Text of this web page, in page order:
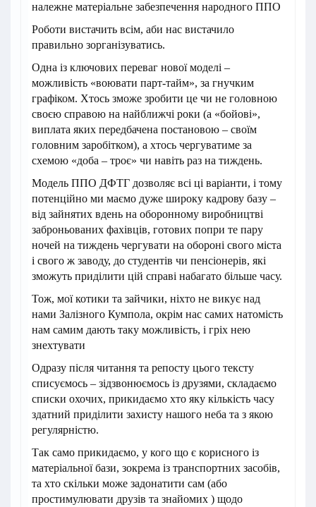
належне матеріальне забезпечення народного ППО
Роботи вистачить всім, аби нас вистачило
правильно зорганізуватись.
Одна із ключових переваг нової моделі –
можливість «воювати парт-тайм», за гнучким
графіком. Хтось зможе зробити це чи не головною
своєю справою на найближчі роки (а «бойові»,
виплата яких передбачена постановою – своїм
головним заробітком), а хтось чергуватиме за
схемою «доба – троє» чи навіть раз на тиждень.
Модель ППО ДФТГ дозволяє всі ці варіанти, і тому
потенційно ми маємо дуже широку кадрову базу –
від зайнятих вдень на оборонному виробництві
заброньованих фахівців, готових попри те пару
ночей на тиждень чергувати на обороні свого міста
і свого ж заводу, до студентів чи пенсіонерів, які
зможуть приділити цій справі набагато більше часу.
Тож, мої котики та зайчики, ніхто не викує над
нами Залізного Кумпола, окрім нас самих натомість
нам самим дають таку можливість, і гріх нею
знехтувати
Одразу після читання та репосту цього тексту
списуємось – зідзвонюємось із друзями, складаємо
списки охочих, прикидаємо хто яку кількість часу
здатний приділити захисту нашого неба та з якою
регулярністю.
Так само прикидаємо, у кого що є корисного із
матеріальної бази, зокрема із транспортних засобів,
та хто скільки може задонатити сам (або
простимулювати друзів та знайомих ) щодо